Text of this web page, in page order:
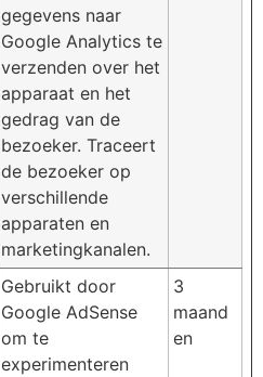
gegevens naar
Google Analytics te
verzenden over het
apparaat en het
gedrag van de
bezoeker. Traceert
de bezoeker op
verschillende
apparaten en
marketingkanalen.
Gebruikt door
Google AdSense
om te
experimenteren
3
maand
en